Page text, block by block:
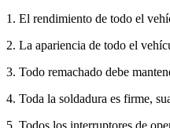
1. El rendimiento de todo el
2. La apariencia de todo el
3. Todo remachado debe
4. Toda la soldadura es firme,